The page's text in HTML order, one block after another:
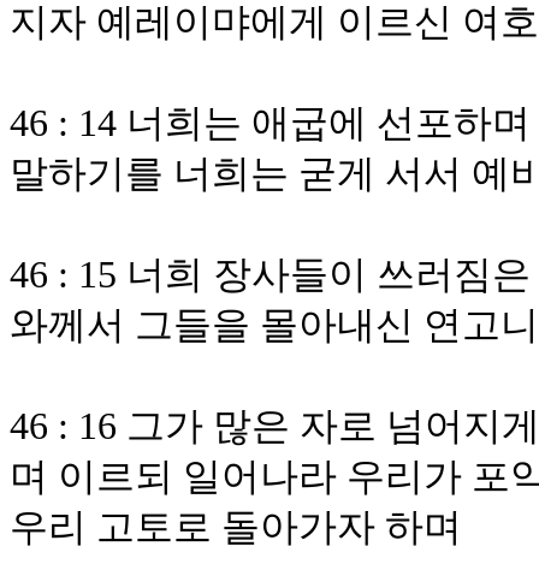
지자 예레이먀에게 이르신 여
46 : 14 너희는 애굽에 선포하
말하기를 너희는 굳게 서서 예
46 : 15 너희 장사들이 쓰러짐
와께서 그들을 몰아내신 연고
46 : 16 그가 많은 자로 넘어지
며 이르되 일어나라 우리가 포
우리 고토로 돌아가자 하며